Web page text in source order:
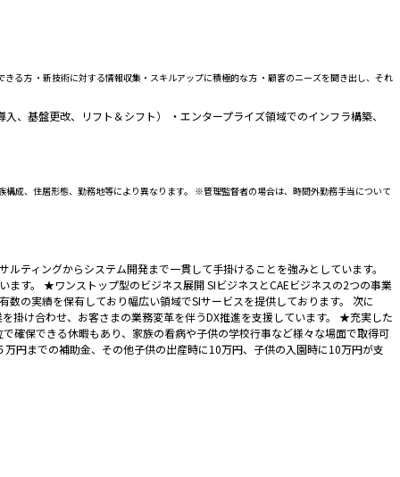
る方 ・新技術に対する情報収集・スキルアップに積極的な方 ・顧客のニーズを聞き出し、それ
、基盤更改、リフト＆シフト） ・エンタープライズ領域でのインフラ構築、
成、住居形態、勤務地等により異なります。 ※管理監督者の場合は、時間外勤務手当について
ティングからシステム開発まで一貫して手掛けることを強みとしています。
す。 ★ワンストップ型のビジネス展開 SIビジネスとCAEビジネスの2つの事業
の実績を保有しており幅広い領域でSIサービスを提供しております。 次に
掛け合わせ、お客さまの業務変革を伴うDX推進を支援しています。 ★充実した
確保できる休暇もあり、家族の看病や子供の学校行事など様々な場面で取得可
円までの補助金、その他子供の出産時に10万円、子供の入園時に10万円が支